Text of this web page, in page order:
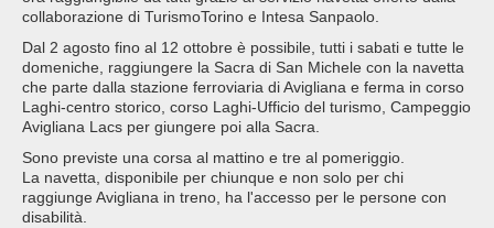
collaborazione di TurismoTorino e Intesa Sanpaolo.
Dal 2 agosto fino al 12 ottobre è possibile, tutti i sabati e tutte le
domeniche, raggiungere la Sacra di San Michele con la navetta
che parte dalla stazione ferroviaria di Avigliana e ferma in corso
Laghi-centro storico, corso Laghi-Ufficio del turismo, Campeggio
Avigliana Lacs per giungere poi alla Sacra.
Sono previste una corsa al mattino e tre al pomeriggio.
La navetta, disponibile per chiunque e non solo per chi
raggiunge Avigliana in treno, ha l'accesso per le persone con
disabilità.